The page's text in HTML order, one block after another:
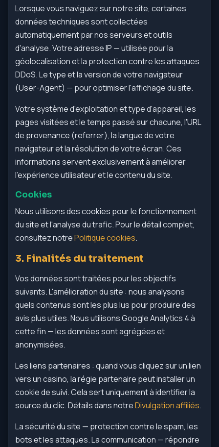
Lorsque vous naviguez sur notre site, certaines
données techniques sont collectées
automatiquement par nos serveurs et outils
d'analyse. Votre adresse IP — utilisée pour la
géolocalisation et la protection contre les attaques
DDoS. Le type et la version de votre navigateur
(User-Agent) — pour optimiser l'affichage du site.
Votre système d'exploitation et type d'appareil, les
pages visitées et le temps passé sur chacune, l'URL
de provenance (referrer), la langue de votre
navigateur et la résolution de votre écran. Ces
informations servent exclusivement à améliorer
l'expérience utilisateur et le contenu du site.
Cookies
Nous utilisons des cookies pour le fonctionnement
du site et l'analyse du trafic. Pour le détail complet,
consultez notrePolitique cookies.
3. Finalités du traitement
Vos données sont traitées pour les objectifs
suivants. L'amélioration du site : nous analysons
quels contenus sont les plus lus pour produire des
avis plus utiles. Nous utilisons Google Analytics 4 à
cette fin — les données sont agrégées et
anonymisées.
Les liens partenaires : quand vous cliquez sur un lien
vers un casino, la régie partenaire peut installer un
cookie de suivi. Cela sert uniquement à identifier la
source du clic. Détails dans notreDivulgation affiliés.
La sécurité du site — protection contre le spam, les
bots et les attaques. La communication — répondre